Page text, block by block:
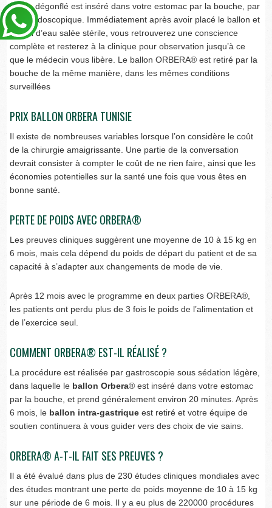
ballondégonflé est inséré dans votre estomac par la bouche, par
voie endoscopique. Immédiatement après avoir placé le ballon et
rempli d’eau salée stérile, vous retrouverez une conscience
complète et resterez à la clinique pour observation jusqu’à ce
que le médecin vous libère. Le ballon ORBERA® est retiré par la
bouche de la même manière, dans les mêmes conditions
surveillées
PRIX BALLON ORBERA TUNISIE
Il existe de nombreuses variables lorsque l’on considère le coût
de la chirurgie amaigrissante. Une partie de la conversation
devrait consister à compter le coût de ne rien faire, ainsi que les
économies potentielles sur la santé une fois que vous êtes en
bonne santé.
PERTE DE POIDS AVEC ORBERA®
Les preuves cliniques suggèrent une moyenne de 10 à 15 kg en
6 mois, mais cela dépend du poids de départ du patient et de sa
capacité à s’adapter aux changements de mode de vie.
Après 12 mois avec le programme en deux parties ORBERA®,
les patients ont perdu plus de 3 fois le poids de l’alimentation et
de l’exercice seul.
COMMENT ORBERA® EST-IL RÉALISÉ ?
La procédure est réalisée par gastroscopie sous sédation légère,
dans laquelle le ballon Orbera® est inséré dans votre estomac
par la bouche, et prend généralement environ 20 minutes. Après
6 mois, le ballon intra-gastrique est retiré et votre équipe de
soutien continuera à vous guider vers des choix de vie sains.
ORBERA® A-T-IL FAIT SES PREUVES ?
Il a été évalué dans plus de 230 études cliniques mondiales avec
des études montrant une perte de poids moyenne de 10 à 15 kg
sur une période de 6 mois. Il y a eu plus de 220000 procédures